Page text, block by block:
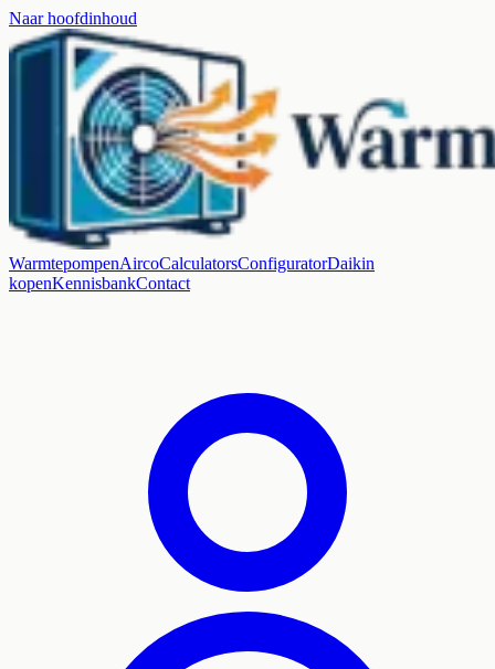
Naar hoofdinhoud
WarmtepompenAircoCalculatorsConfiguratorDaikin
kopenKennisbankContact